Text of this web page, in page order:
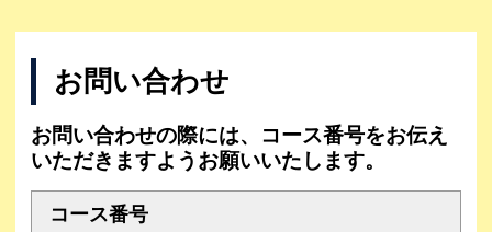
お問い合わせ
お問い合わせの際には、コース番号をお伝え
いただきますようお願いいたします。
コース番号